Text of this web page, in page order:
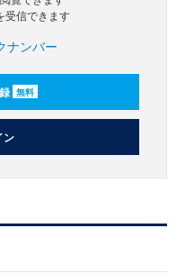
受信できます
ナンバー
無料
ン